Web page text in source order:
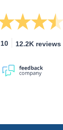
10 12.2K reviews